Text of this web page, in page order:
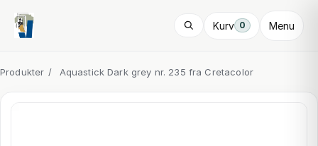
Kurv 0 Menu
Produkter / Aquastick Dark grey nr. 235 fra Cretacolor